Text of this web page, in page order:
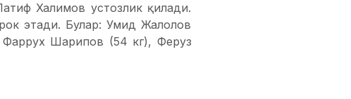
Халимов устозлик қилади.
этади. Булар: Умид Жалолов
Шарипов (54 кг), Феруз